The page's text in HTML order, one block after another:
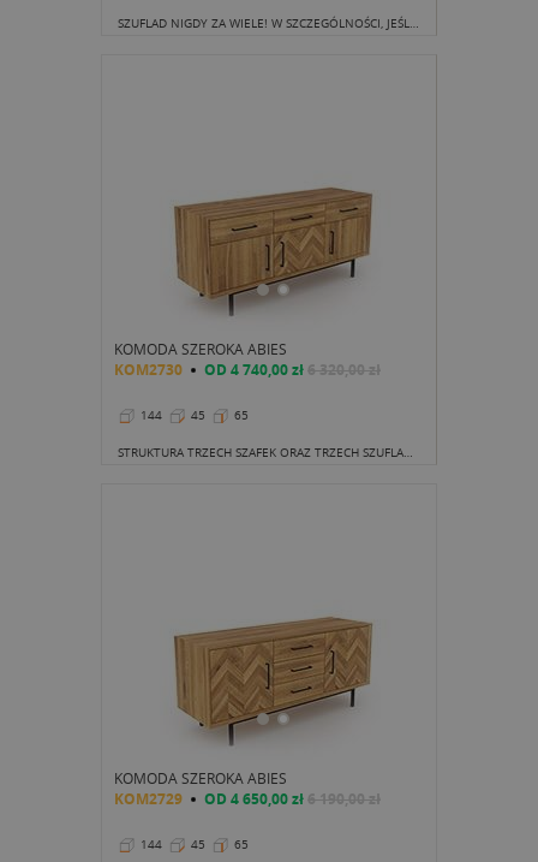
SZUFLAD NIGDY ZA WIELE! W SZCZEGÓLNOŚCI, JEŚLI WYBIERAMY KOMODĘ DO BIURA CZY SYPIALNI.
KOMODA SZEROKA ABIES
KOM2730 OD 4 740,00 zł6 320,00 zł
144 45 65
STRUKTURA TRZECH SZAFEK ORAZ TRZECH SZUFLAD UMIEJSCOWIONYCH NAD SZAFKAMI NAWIĄZYWAĆ MOŻE DO DAWNYCH KREDENSÓW.
KOMODA SZEROKA ABIES
KOM2729 OD 4 650,00 zł6 190,00 zł
144 45 65